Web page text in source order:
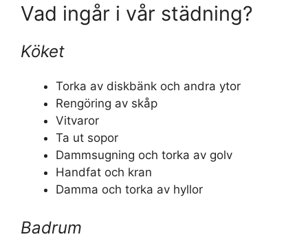
Vad ingår i vår städning?
Köket
Torka av diskbänk och andra ytor
Rengöring av skåp
Vitvaror
Ta ut sopor
Dammsugning och torka av golv
Handfat och kran
Damma och torka av hyllor
Badrum